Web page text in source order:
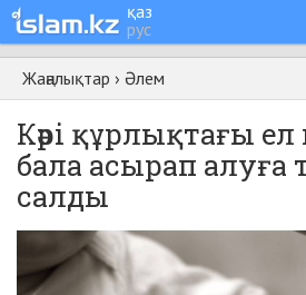
қаз
рус
Жаңалықтар › Әлем
Кәрі құрлықтағы
бала асырап
салды